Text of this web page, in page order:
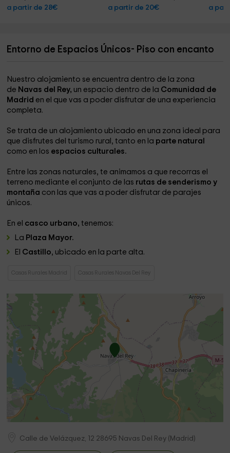
a partir de 28€ a partir de 20€ a
Entorno de Espacios Únicos- Piso con encanto
Nuestro alojamiento se encuentra dentro de la zona
de Navas del Rey, un espacio dentro de la Comunidad de
Madrid en el que vas a poder disfrutar de una experiencia
completa.
Se trata de un alojamiento ubicado en una zona ideal para
que disfrutes del turismo rural, tanto en la parte natural
como en los espacios culturales.
Entre las zonas naturales, te animamos a que recorras el
terreno mediante el conjunto de las rutas de senderismo y
montaña con las que vas a poder disfrutar de parajes
únicos.
En el casco urbano,tenemos:
La Plaza Mayor.
El Castillo, ubicado en la parte alta.
Casas Rurales Madrid Casas Rurales Navas Del Rey
Calle de Velázquez, 12 28695 Navas Del Rey ( Madrid )